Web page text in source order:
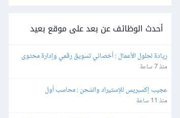
أحدث الوظائف عن بعد على موقع بعيد
ريادة لحلول الأعمال : أخصائي تسويق رقمي وإدارة محتوى
منذ 7 ساعة
عجيب إكسبريس للإستيراد والشحن : محاسب أول
منذ 11 ساعة